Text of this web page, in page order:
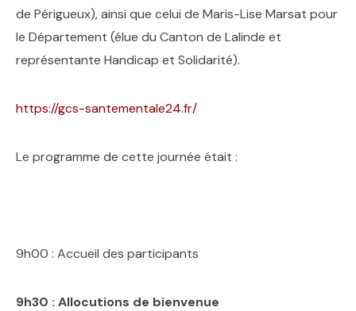
de Périgueux), ainsi que celui de Maris-Lise Marsat pour
le Département (élue du Canton de Lalinde et
représentante Handicap et Solidarité).
https://gcs-santementale24.fr/
Le programme de cette journée était :
9h00 : Accueil des participants
9h30 : Allocutions de bienvenue